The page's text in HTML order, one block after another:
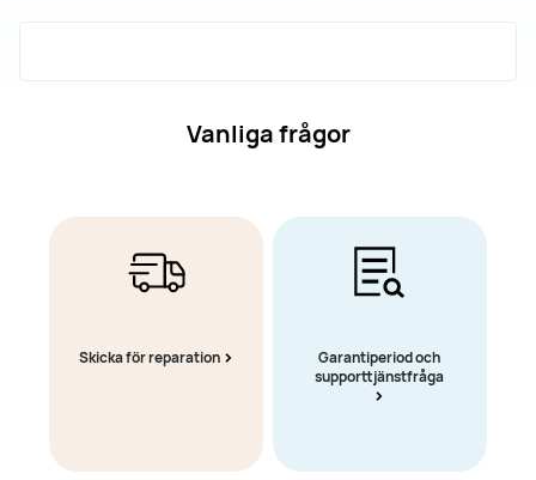
Vanliga frågor
Skicka för reparation
Garantiperiod och
supporttjänstfråga